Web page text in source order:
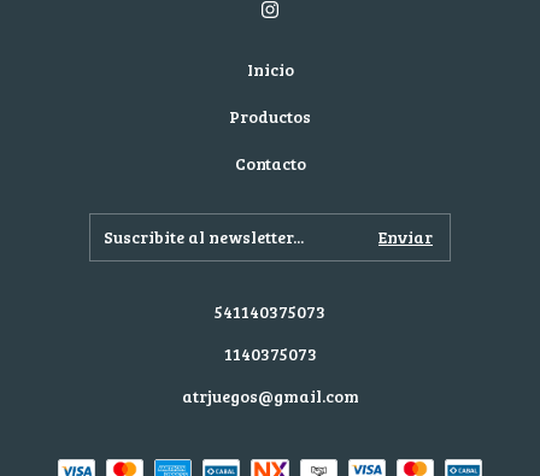
Inicio
Productos
Contacto
541140375073
1140375073
atrjuegos@gmail.com